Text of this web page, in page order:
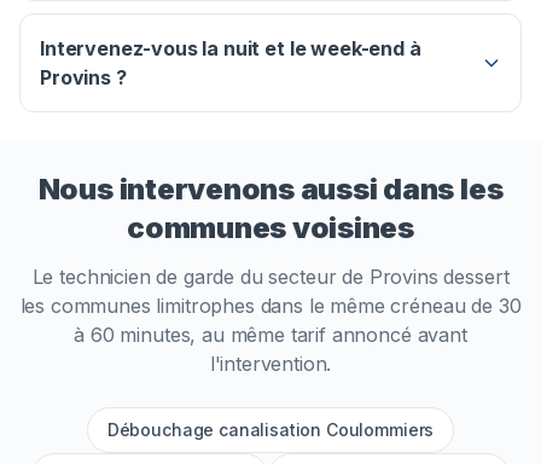
Intervenez-vous la nuit et le week-end à
Provins ?
Nous intervenons aussi dans les
communes voisines
Le technicien de garde du secteur de Provins dessert
les communes limitrophes dans le même créneau de 30
à 60 minutes, au même tarif annoncé avant
l'intervention.
Débouchage canalisation Coulommiers